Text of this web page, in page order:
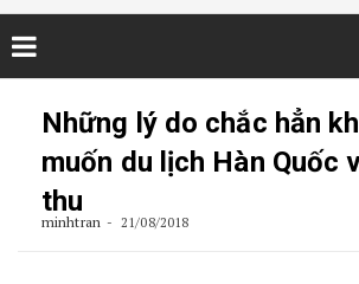
Những lý do chắc hẳn
muốn du lịch Hàn Quốc
thu
minhtran 21/08/2018